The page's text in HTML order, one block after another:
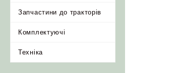
Запчастини до тракторів
Комплектуючі
Техніка